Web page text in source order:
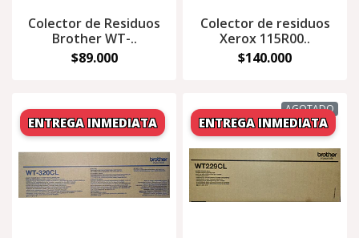
Colector de Residuos
Brother WT-..
$89.000
Colector de residuos
Xerox 115R00..
$140.000
AGOTADO